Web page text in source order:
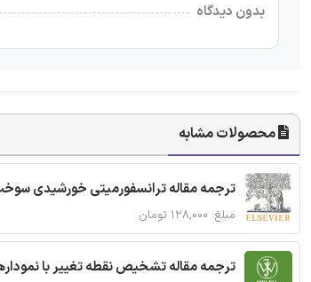
بدون دیدگاه
محصولات مشابه
ترجمه مقاله ترانسفورمیتی خورشیدی
مبلغ: ۱۲۸,۰۰۰ تومان
ترجمه مقاله تشخیص نقطه تغییر با